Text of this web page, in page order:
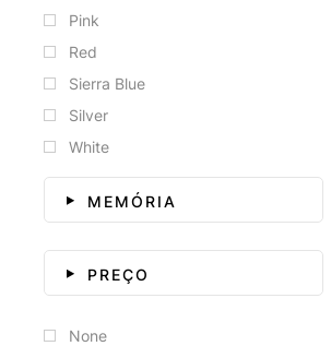
Pink
Red
Sierra Blue
Silver
White
MEMÓRIA
PREÇO
None